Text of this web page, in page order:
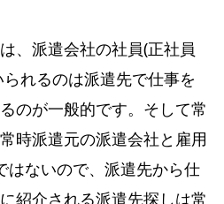
、派遣会社の社員(正社員
れるのは派遣先で仕事を
のが一般的です。そして常
時派遣元の派遣会社と雇用
はないので、派遣先から仕
紹介される派遣先探しは常